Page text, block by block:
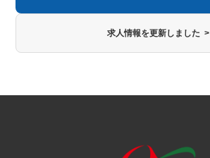
求人情報を更新しました >